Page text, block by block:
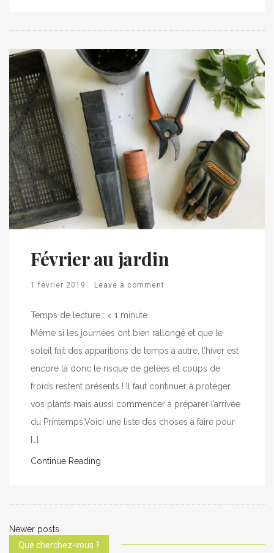
Février au jardin
1 février 2019 Leave a comment
Temps de lecture : < 1 minute
Même si les journées ont bien rallongé et que le
soleil fait des apparitions de temps à autre, l’hiver est
encore là donc le risque de gelées et coups de
froids restent présents ! Il faut continuer à protéger
vos plants mais aussi commencer à préparer l’arrivée
du Printemps.Voici une liste des choses à faire pour
[…]
Continue Reading
P
Newer posts
Que cherchez-vous ?